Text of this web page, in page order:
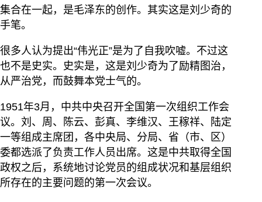
集合在一起，是毛泽东的创作。其实这是刘少奇的
手笔。
很多人认为提出“伟光正”是为了自我吹嘘。不过这
也不是史实。史实是，这是刘少奇为了励精图治，
从严治党，而鼓舞本党士气的。
1951年3月，中共中央召开全国第一次组织工作会
议。刘、周、陈云、彭真、李维汉、王稼祥、陆定
一等组成主席团，各中央局、分局、省（市、区）
委都选派了负责工作人员出席。这是中共取得全国
政权之后，系统地讨论党员的组成状况和基层组织
所存在的主要问题的第一次会议。